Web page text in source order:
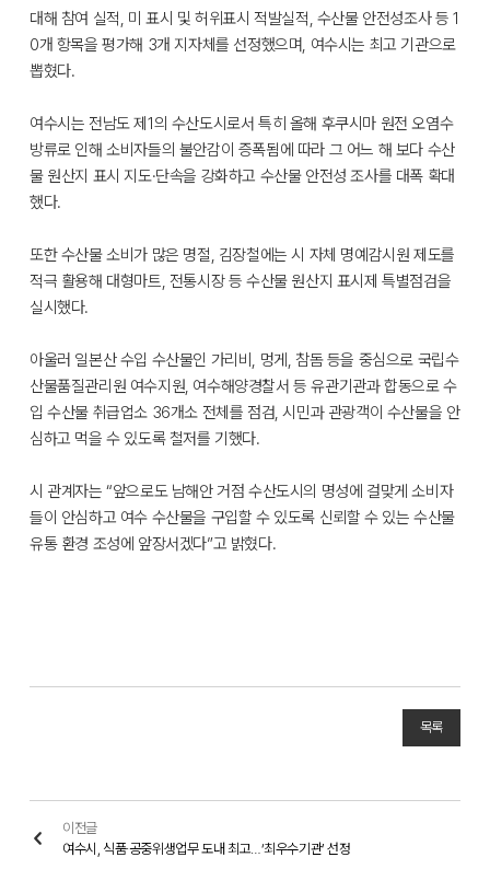
대해 참여 실적, 미 표시 및 허위표시 적발실적, 수산물 안전성조사 등 1
0개 항목을 평가해 3개 지자체를 선정했으며, 여수시는 최고 기관으로
뽑혔다.
여수시는 전남도 제1의 수산도시로서 특히 올해 후쿠시마 원전 오염수
방류로 인해 소비자들의 불안감이 증폭됨에 따라 그 어느 해 보다 수산
물 원산지 표시 지도·단속을 강화하고 수산물 안전성 조사를 대폭 확대
했다.
또한 수산물 소비가 많은 명절, 김장철에는 시 자체 명예감시원 제도를
적극 활용해 대형마트, 전통시장 등 수산물 원산지 표시제 특별점검을
실시했다.
아울러 일본산 수입 수산물인 가리비, 멍게, 참돔 등을 중심으로 국립수
산물품질관리원 여수지원, 여수해양경찰서 등 유관기관과 합동으로 수
입 수산물 취급업소 36개소 전체를 점검, 시민과 관광객이 수산물을 안
심하고 먹을 수 있도록 철저를 기했다.
시 관계자는 “앞으로도 남해안 거점 수산도시의 명성에 걸맞게 소비자
들이 안심하고 여수 수산물을 구입할 수 있도록 신뢰할 수 있는 수산물
유통 환경 조성에 앞장서겠다”고 밝혔다.
목록
이전글
여수시, 식품·공중위생업무 도내 최고…‘최우수기관’ 선정